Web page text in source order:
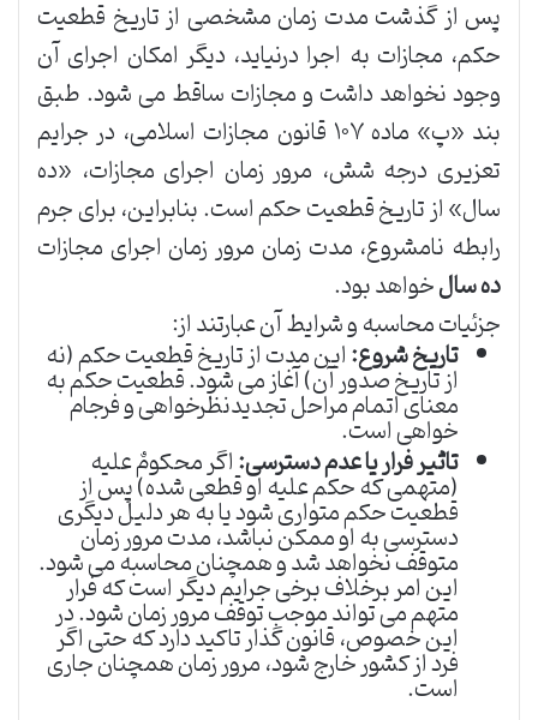
پس از گذشت مدت زمان مشخصی از تاریخ قطعیت
حکم، مجازات به اجرا درنیاید، دیگر امکان اجرای آن
وجود نخواهد داشت و مجازات ساقط می شود. طبق
بند «پ» ماده ۱۰۷ قانون مجازات اسلامی، در جرایم
تعزیری درجه شش، مرور زمان اجرای مجازات، «ده
سال» از تاریخ قطعیت حکم است. بنابراین، برای جرم
رابطه نامشروع، مدت زمان مرور زمان اجرای مجازات
ده سالخواهد بود.
جزئیات محاسبه و شرایط آن عبارتند از:
تاریخ شروع:این مدت از تاریخ قطعیت حکم (نه
از تاریخ صدور آن) آغاز می شود. قطعیت حکم به
معنای اتمام مراحل تجدیدنظرخواهی و فرجام
خواهی است.
تاثیر فرار یا عدم دسترسی:اگر محکومٌ علیه
(متهمی که حکم علیه او قطعی شده) پس از
قطعیت حکم متواری شود یا به هر دلیل دیگری
دسترسی به او ممکن نباشد، مدت مرور زمان
متوقف نخواهد شد و همچنان محاسبه می شود.
این امر برخلاف برخی جرایم دیگر است که فرار
متهم می تواند موجب توقف مرور زمان شود. در
این خصوص، قانون گذار تاکید دارد که حتی اگر
فرد از کشور خارج شود، مرور زمان همچنان جاری
است.